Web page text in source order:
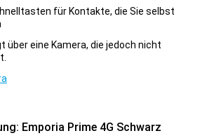
für Kontakte, die Sie selbst
über eine Kamera, die jedoch nicht
Emporia Prime 4G Schwarz